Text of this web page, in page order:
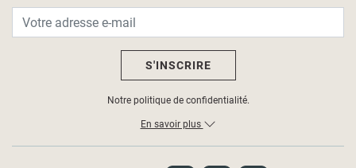
S'INSCRIRE
Notre politique de confidentialité.
En savoir plus